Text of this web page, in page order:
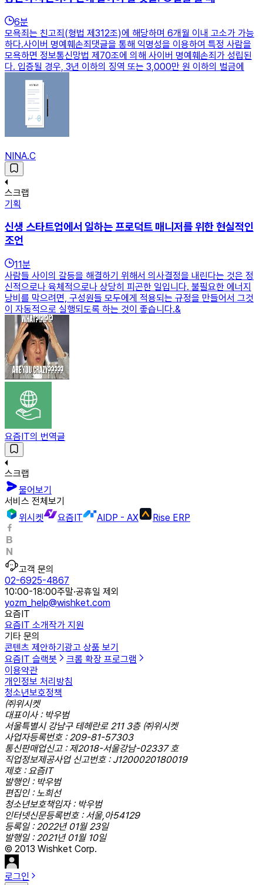
6분
모욕죄는 친고죄(형법 제312조)에 해당하며 6개월 이내 고소가 가능
하다.사이버 명예훼손죄댓글을 통해 익명성을 이용하여 특정 사람을
모욕하면 정보통신망법 제70조에 의해 사이버 명예훼손죄가 성립된
다. 입증될 경우, 3년 이하의 징역 또는 3,000만 원 이하의 벌금에
NINA.C
스크랩
기획
신생 스타트업에서 일하는 프로덕트 매니저를 위한 현실적인
조언
11분
사람들 사이의 갈등을 해결하기 위해서 의사결정을 내린다는 것은 정
신적으로나 육체적으로나 상당히 피곤한 일입니다. 불필요한 에너지
낭비를 막으려면, 구성원들 모두에게 적용되는 규정을 만들어서 그것
이 자동적으로 실행되도록 하는 것이 좋습니다.&
요즘IT의 번역글
스크랩
물어보기
서비스 전체보기
위시켓
요즘IT AIDP - AX Rise ERP
고객 문의
02-6925-4867
10:00-18:00주말·공휴일 제외
yozm_help@wishket.com
요즘IT
요즘IT 소개작가 지원
기타 문의
콘텐츠 제안하기 광고 상품 보기
요즘IT 슬랙봇
크롬 확장 프로그램
이용약관
개인정보 처리방침
청소년보호정책
㈜위시켓
대표이사 : 박우범
서울특별시 강남구 테헤란로 211 3층 ㈜위시켓
사업자등록번호 : 209-81-57303
통신판매업신고 : 제2018-서울강남-02337 호
직업정보제공사업 신고번호 : J1200020180019
제호 : 요즘IT
발행인 : 박우범
편집인 : 노희선
청소년보호책임자 : 박우범
인터넷신문등록번호 : 서울,아54129
등록일 : 2022년 01월 23일
발행일 : 2021년 01월 10일
© 2013 Wishket Corp.
로그인